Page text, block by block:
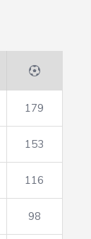
179
153
116
98